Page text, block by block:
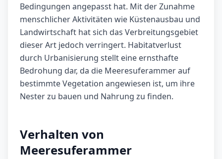
Bedingungen angepasst hat. Mit der Zunahme
menschlicher Aktivitäten wie Küstenausbau und
Landwirtschaft hat sich das Verbreitungsgebiet
dieser Art jedoch verringert. Habitatverlust
durch Urbanisierung stellt eine ernsthafte
Bedrohung dar, da die Meeresuferammer auf
bestimmte Vegetation angewiesen ist, um ihre
Nester zu bauen und Nahrung zu finden.
Verhalten von
Meeresuferammer